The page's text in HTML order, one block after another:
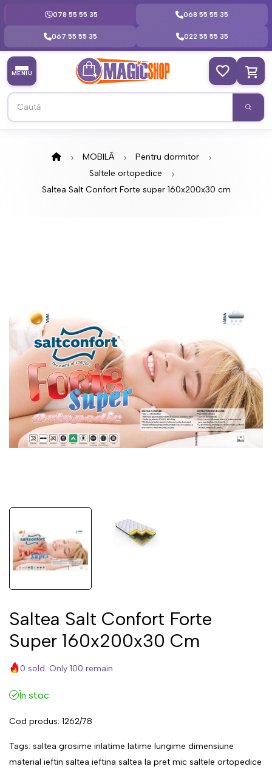
078 55 55 35 068 55 55 35
067 55 55 35 022 55 55 35
MENIU
MOBILĂ
Pentru dormitor
Saltele ortopedice
Saltea Salt Confort Forte super 160x200x30 cm
Saltea Salt Confort Forte
Super 160x200x30 Cm
0 sold. Only 100 remain
În stoc
Cod produs: 1262/78
Tags: saltea grosime inlatime latime lungime dimensiune
material ieftin saltea ieftina saltea la pret mic saltele ortopedice